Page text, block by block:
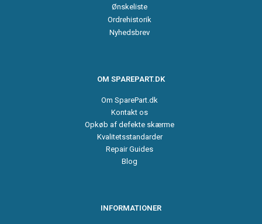
Ønskeliste
Ordrehistorik
Nyhedsbrev
OM SPAREPART.DK
Om SparePart.dk
Kontakt os
Opkøb af defekte skærme
Kvalitetsstandarder
Repair Guides
Blog
INFORMATIONER